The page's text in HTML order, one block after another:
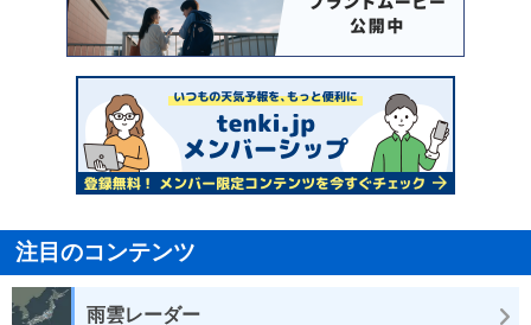
注目のコンテンツ
雨雲レーダー